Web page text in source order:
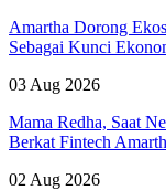
Amartha Dorong
Sebagai Kunci
03 Aug 2026
Mama Redha, Saat
Berkat Fintech
02 Aug 2026